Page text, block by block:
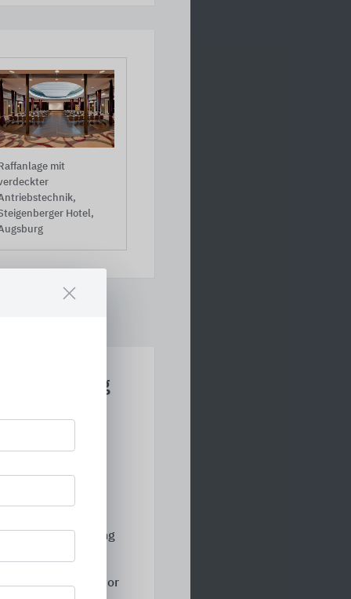
Raffanlage mit
Hotel,
Sicht- und
Es reicht vom
Brichta-Rollos
kombinierbar.
oder Motor